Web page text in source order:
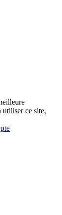
utiliser ce site,